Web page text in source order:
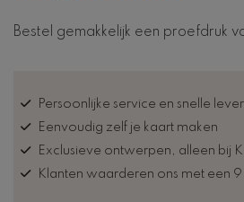
Bestel gemakkelijk een proefdruk
Persoonlijke service en snelle
Eenvoudig zelf je kaart maken
Exclusieve ontwerpen, alleen bij
Klanten waarderen ons met een